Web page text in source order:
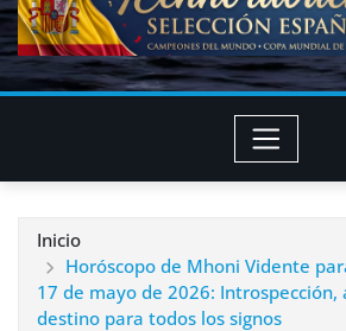
Inicio
Horóscopo de Mhoni Vidente
17 de mayo de 2026: Introspección,
destino para todos los signos